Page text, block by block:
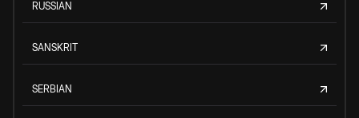
RUSSIAN
SANSKRIT
SERBIAN